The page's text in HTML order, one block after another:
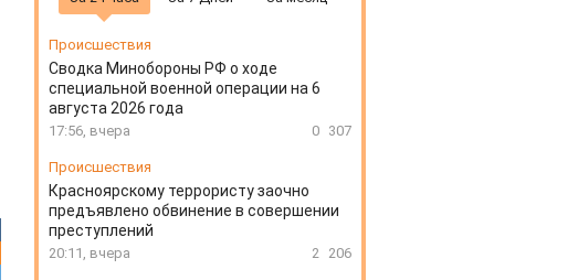
Происшествия
Сводка Минобороны РФ о ходе
специальной военной операции на 6
августа 2026 года
17:56, вчера 0 307
Происшествия
Красноярскому террористу заочно
предъявлено обвинение в совершении
преступлений
20:11, вчера 2 206